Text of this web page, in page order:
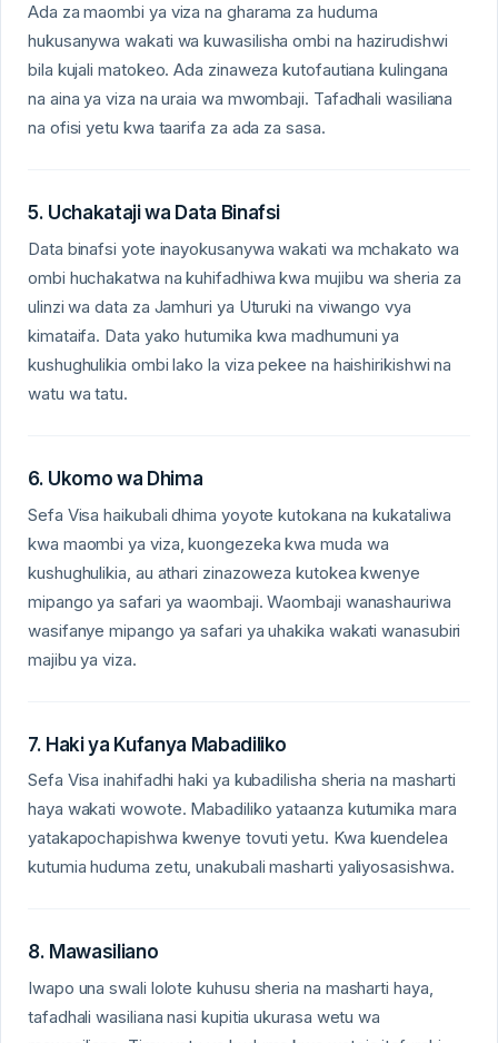
Ada za maombi ya viza na gharama za huduma
hukusanywa wakati wa kuwasilisha ombi na hazirudishwi
bila kujali matokeo. Ada zinaweza kutofautiana kulingana
na aina ya viza na uraia wa mwombaji. Tafadhali wasiliana
na ofisi yetu kwa taarifa za ada za sasa.
5. Uchakataji wa Data Binafsi
Data binafsi yote inayokusanywa wakati wa mchakato wa
ombi huchakatwa na kuhifadhiwa kwa mujibu wa sheria za
ulinzi wa data za Jamhuri ya Uturuki na viwango vya
kimataifa. Data yako hutumika kwa madhumuni ya
kushughulikia ombi lako la viza pekee na haishirikishwi na
watu wa tatu.
6. Ukomo wa Dhima
Sefa Visa haikubali dhima yoyote kutokana na kukataliwa
kwa maombi ya viza, kuongezeka kwa muda wa
kushughulikia, au athari zinazoweza kutokea kwenye
mipango ya safari ya waombaji. Waombaji wanashauriwa
wasifanye mipango ya safari ya uhakika wakati wanasubiri
majibu ya viza.
7. Haki ya Kufanya Mabadiliko
Sefa Visa inahifadhi haki ya kubadilisha sheria na masharti
haya wakati wowote. Mabadiliko yataanza kutumika mara
yatakapochapishwa kwenye tovuti yetu. Kwa kuendelea
kutumia huduma zetu, unakubali masharti yaliyosasishwa.
8. Mawasiliano
Iwapo una swali lolote kuhusu sheria na masharti haya,
tafadhali wasiliana nasi kupitia ukurasa wetu wa